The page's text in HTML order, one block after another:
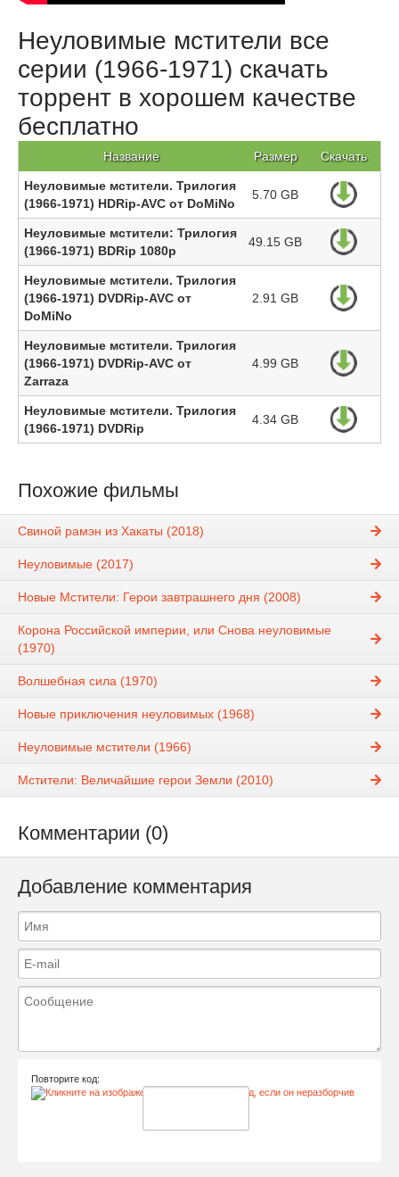
Неуловимые мстители все
серии (1966-1971) скачать
торрент в хорошем качестве
бесплатно
Название Размер Скачать
Неуловимые мстители. Трилогия
(1966-1971) HDRip-AVC от DoMiNo
5.70 GB
Неуловимые мстители: Трилогия
(1966-1971) BDRip 1080p
49.15 GB
Неуловимые мстители. Трилогия
(1966-1971) DVDRip-AVC от
DoMiNo
2.91 GB
Неуловимые мстители. Трилогия
(1966-1971) DVDRip-AVC от
Zarraza
4.99 GB
Неуловимые мстители. Трилогия
(1966-1971) DVDRip
4.34 GB
Похожие фильмы
Свиной рамэн из Хакаты (2018)
Неуловимые (2017)
Новые Мстители: Герои завтрашнего дня (2008)
Корона Российской империи, или Снова неуловимые
(1970)
Волшебная сила (1970)
Новые приключения неуловимых (1968)
Неуловимые мстители (1966)
Мстители: Величайшие герои Земли (2010)
Комментарии (0)
Добавление комментария
Повторите код: